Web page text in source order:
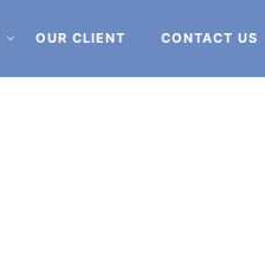
OUR CLIENT CONTACT US